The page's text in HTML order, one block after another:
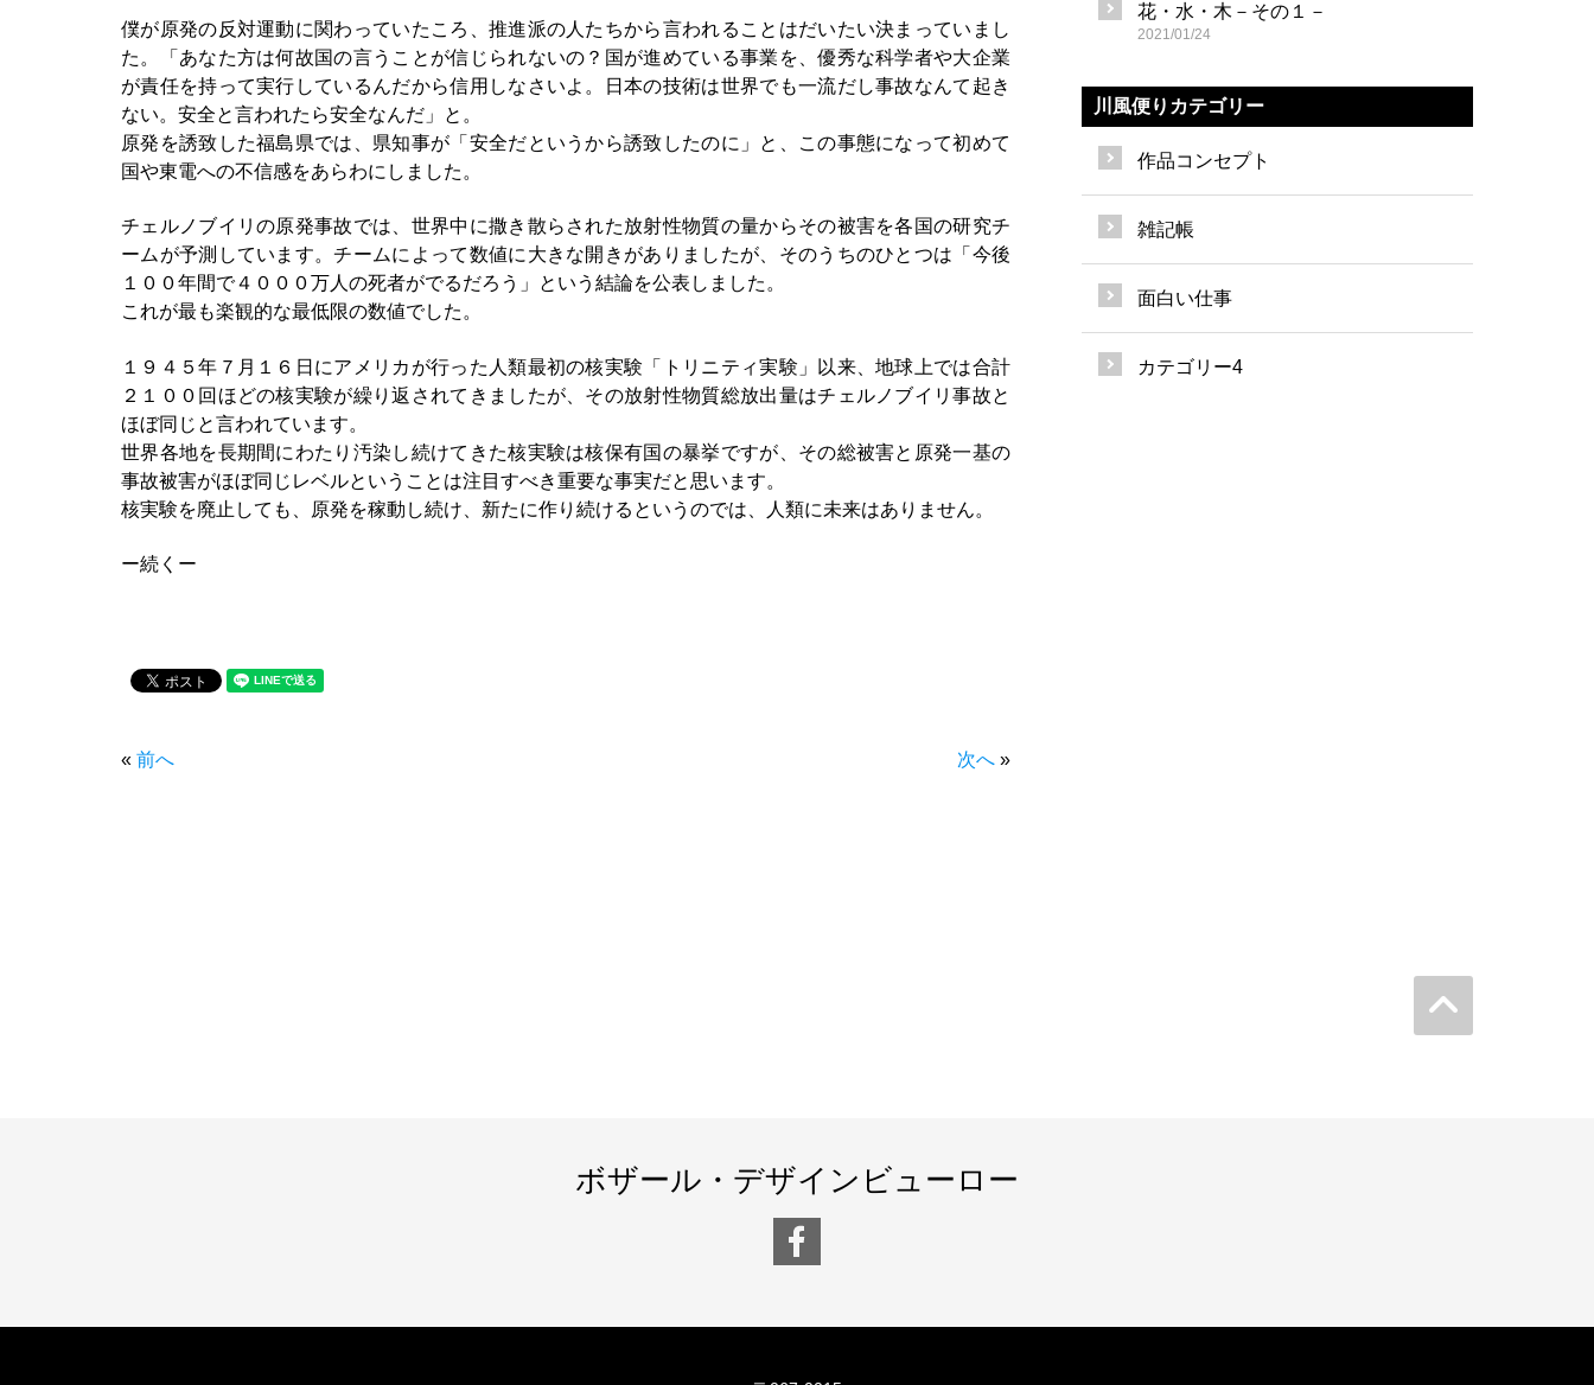
僕が原発の反対運動に関わっていたころ、推進派の人たちから言われることはだいたい決まっていまし
た。「あなた方は何故国の言うことが信じられないの？国が進めている事業を、優秀な科学者や大企業
が責任を持って実行しているんだから信用しなさいよ。日本の技術は世界でも一流だし事故なんて起き
ない。安全と言われたら安全なんだ」と。
原発を誘致した福島県では、県知事が「安全だというから誘致したのに」と、この事態になって初めて
国や東電への不信感をあらわにしました。
チェルノブイリの原発事故では、世界中に撒き散らされた放射性物質の量からその被害を各国の研究チ
ームが予測しています。チームによって数値に大きな開きがありましたが、そのうちのひとつは「今後
１００年間で４０００万人の死者がでるだろう」という結論を公表しました。
これが最も楽観的な最低限の数値でした。
１９４５年７月１６日にアメリカが行った人類最初の核実験「トリニティ実験」以来、地球上では合計
２１００回ほどの核実験が繰り返されてきましたが、その放射性物質総放出量はチェルノブイリ事故と
ほぼ同じと言われています。
世界各地を長期間にわたり汚染し続けてきた核実験は核保有国の暴挙ですが、その総被害と原発一基の
事故被害がほぼ同じレベルということは注目すべき重要な事実だと思います。
核実験を廃止しても、原発を稼動し続け、新たに作り続けるというのでは、人類に未来はありません。
ー続くー
« 前へ 次へ »
花・水・木－その１－
2021/01/24
川風便りカテゴリー
作品コンセプト
雑記帳
面白い仕事
カテゴリー4
ボザール・デザインビューロー